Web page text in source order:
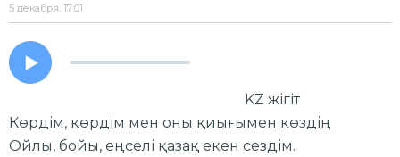
5 декабря, 17:01
KZ жігіт
Көрдім, көрдім мен оны қиығымен көздің
Ойлы, бойы, еңселі қазақ екен сездім.